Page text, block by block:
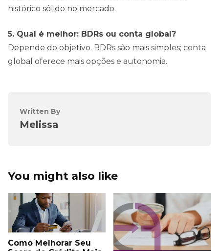
histórico sólido no mercado.
5. Qual é melhor: BDRs ou conta global?
Depende do objetivo. BDRs são mais simples; conta
global oferece mais opções e autonomia.
Written By
Melissa
You might also like
Como Melhorar Seu